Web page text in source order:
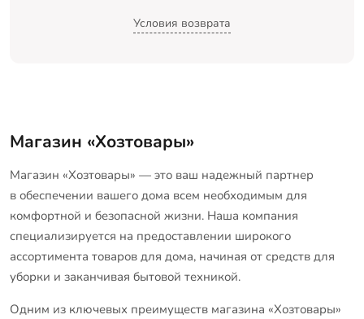
Условия возврата
Магазин «Хозтовары»
Магазин «Хозтовары» — это ваш надежный партнер
в обеспечении вашего дома всем необходимым для
комфортной и безопасной жизни. Наша компания
специализируется на предоставлении широкого
ассортимента товаров для дома, начиная от средств для
уборки и заканчивая бытовой техникой.
Одним из ключевых преимуществ магазина «Хозтовары»